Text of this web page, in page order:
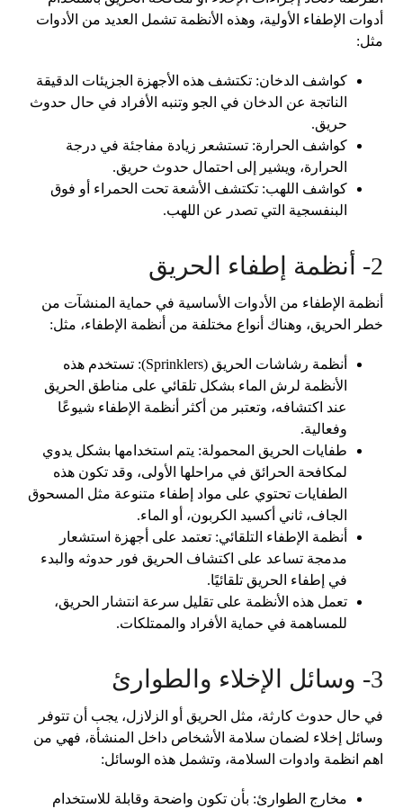
أدوات الإطفاء الأولية، وهذه الأنظمة تشمل العديد من الأدوات
مثل:
كواشف الدخان: تكتشف هذه الأجهزة الجزيئات الدقيقة
الناتجة عن الدخان في الجو وتنبه الأفراد في حال حدوث
حريق.
كواشف الحرارة: تستشعر زيادة مفاجئة في درجة
الحرارة، ويشير إلى احتمال حدوث حريق.
كواشف اللهب: تكتشف الأشعة تحت الحمراء أو فوق
البنفسجية التي تصدر عن اللهب.
2- أنظمة إطفاء الحريق
أنظمة الإطفاء من الأدوات الأساسية في حماية المنشآت من
خطر الحريق، وهناك أنواع مختلفة من أنظمة الإطفاء، مثل:
أنظمة رشاشات الحريق (Sprinklers): تستخدم هذه
الأنظمة لرش الماء بشكل تلقائي على مناطق الحريق
عند اكتشافه، وتعتبر من أكثر أنظمة الإطفاء شيوعًا
وفعالية.
طفايات الحريق المحمولة: يتم استخدامها بشكل يدوي
لمكافحة الحرائق في مراحلها الأولى، وقد تكون هذه
الطفايات تحتوي على مواد إطفاء متنوعة مثل المسحوق
الجاف، ثاني أكسيد الكربون، أو الماء.
أنظمة الإطفاء التلقائي: تعتمد على أجهزة استشعار
مدمجة تساعد على اكتشاف الحريق فور حدوثه والبدء
في إطفاء الحريق تلقائيًا.
تعمل هذه الأنظمة على تقليل سرعة انتشار الحريق،
للمساهمة في حماية الأفراد والممتلكات.
3- وسائل الإخلاء والطوارئ
في حال حدوث كارثة، مثل الحريق أو الزلازل، يجب أن تتوفر
وسائل إخلاء لضمان سلامة الأشخاص داخل المنشأة، فهي من
اهم انظمة وادوات السلامة، وتشمل هذه الوسائل:
مخارج الطوارئ: بأن تكون واضحة وقابلة للاستخدام